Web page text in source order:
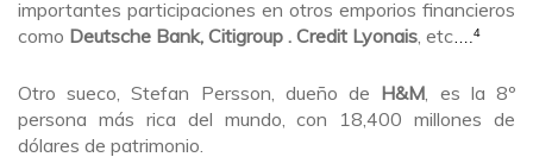
importantes participaciones en otros emporios financieros
como Deutsche Bank, Citigroup . Credit Lyonais , etc 4
Otro sueco, Stefan Persson, dueño de H&M , es la 8º
persona más rica del mundo, con 18,400 millones de
dólares de patrimonio.